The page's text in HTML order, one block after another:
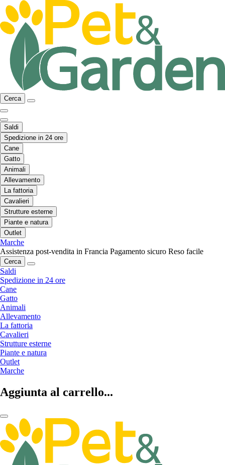
Cerca
Saldi
Spedizione in 24 ore
Cane
Gatto
Animali
Allevamento
La fattoria
Cavalieri
Strutture esterne
Piante e natura
Outlet
Marche
Assistenza post-vendita in Francia Pagamento sicuro Reso facile
Cerca
Saldi
Spedizione in 24 ore
Cane
Gatto
Animali
Allevamento
La fattoria
Cavalieri
Strutture esterne
Piante e natura
Outlet
Marche
Aggiunta al carrello...